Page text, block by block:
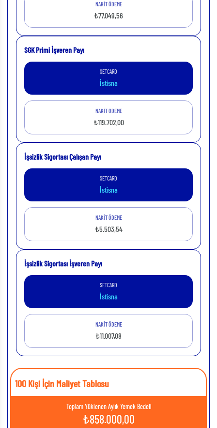
NAKİT ÖDEME
₺77.049,56
SGK Primi İşveren Payı
SETCARD
İstisna
NAKİT ÖDEME
₺119.702,00
İşsizlik Sigortası Çalışan Payı
SETCARD
İstisna
NAKİT ÖDEME
₺5.503,54
İşsizlik Sigortası İşveren Payı
SETCARD
İstisna
NAKİT ÖDEME
₺11.007,08
100 Kişi İçin Maliyet Tablosu
Toplam Yüklenen Aylık Yemek Bedeli
₺858.000,00